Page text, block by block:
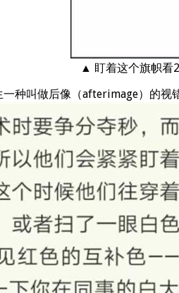
▲ 盯着这个旗帜看
种叫做后像（afterimage）的视